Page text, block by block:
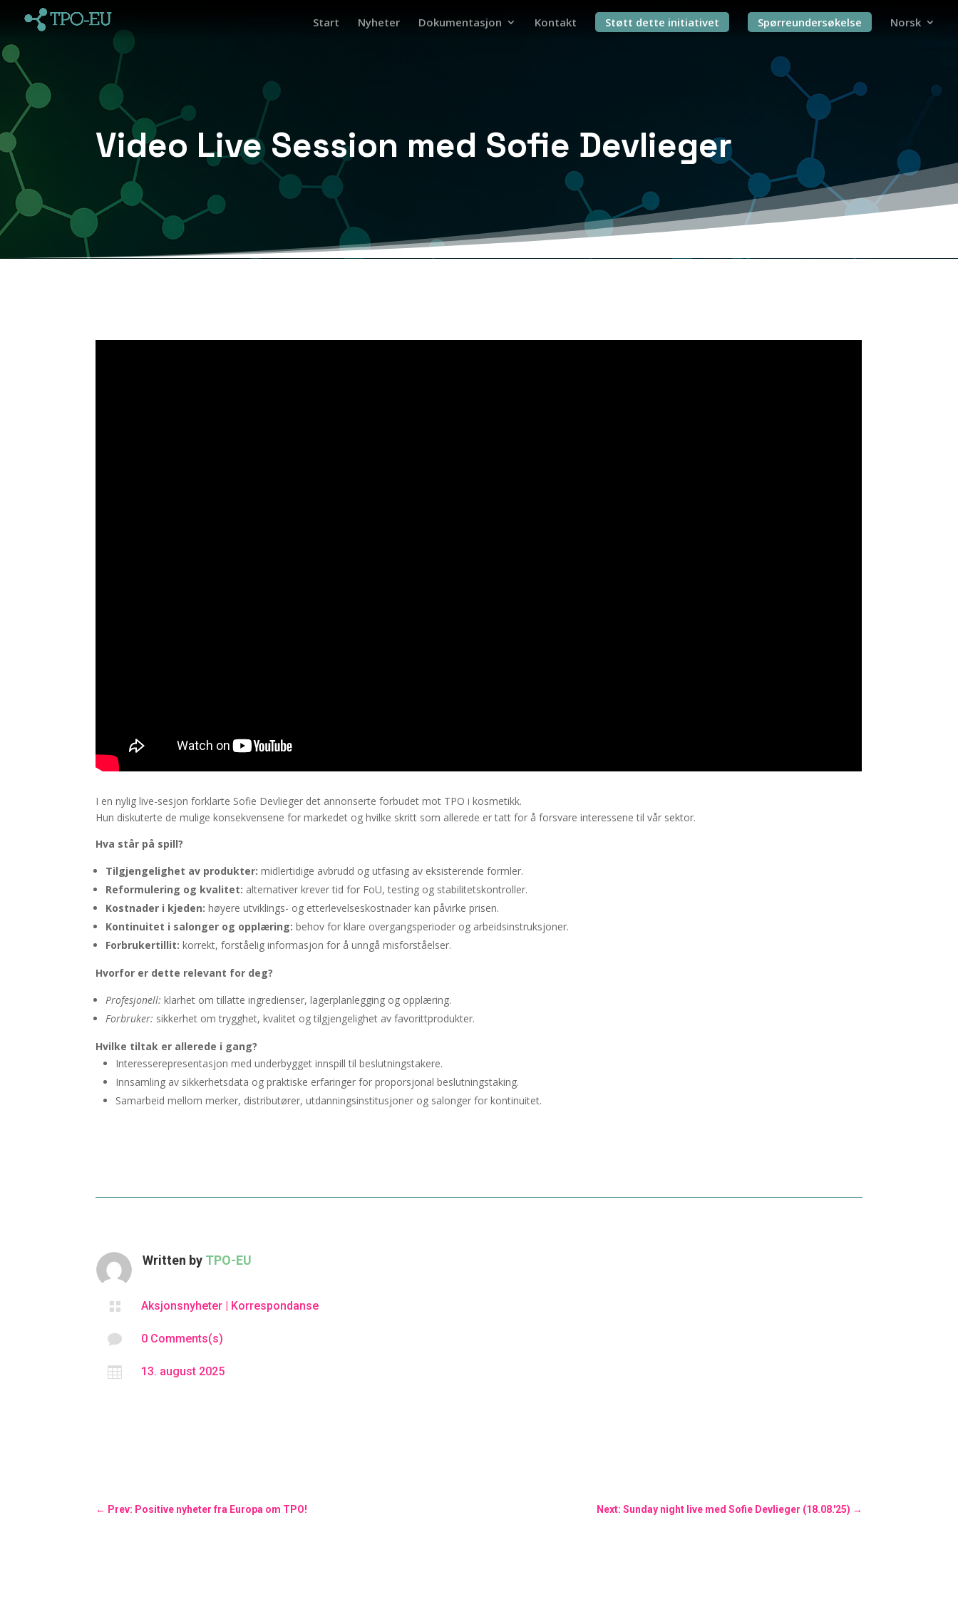
Start Nyheter Dokumentasjon Kontakt Støtt dette initiativet Spørreundersøkelse Norsk
Video Live Session med Sofie Devlieger
I en nylig live-sesjon forklarte Sofie Devlieger det annonserte forbudet mot TPO i kosmetikk.
Hun diskuterte de mulige konsekvensene for markedet og hvilke skritt som allerede er tatt for å forsvare interessene til vår sektor.
Hva står på spill?
Tilgjengelighet av produkter: midlertidige avbrudd og utfasing av eksisterende formler.
Reformulering og kvalitet: alternativer krever tid for FoU, testing og stabilitetskontroller.
Kostnader i kjeden: høyere utviklings- og etterlevelseskostnader kan påvirke prisen.
Kontinuitet i salonger og opplæring: behov for klare overgangsperioder og arbeidsinstruksjoner.
Forbrukertillit: korrekt, forståelig informasjon for å unngå misforståelser.
Hvorfor er dette relevant for deg?
Profesjonell: klarhet om tillatte ingredienser, lagerplanlegging og opplæring.
Forbruker: sikkerhet om trygghet, kvalitet og tilgjengelighet av favorittprodukter.
Hvilke tiltak er allerede i gang?
Interesserepresentasjon med underbygget innspill til beslutningstakere.
Innsamling av sikkerhetsdata og praktiske erfaringer for proporsjonal beslutningstaking.
Samarbeid mellom merker, distributører, utdanningsinstitusjoner og salonger for kontinuitet.
Written by TPO-EU
 Aksjonsnyheter| Korrespondanse
 0 Comments(s)
 13. august 2025
← Prev: Positive nyheter fra Europa om TPO! Next: Sunday night live med Sofie Devlieger (18.08.'25) →